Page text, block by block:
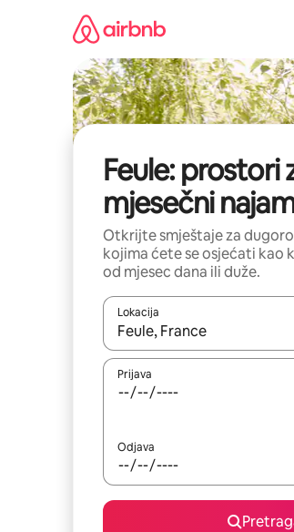
Feule: prostori
mjesečni
Otkrijte smještaje za
kojima ćete se osjećati kao
od mjesec dana ili duže.
Lokacija
Kad su rezultati dostupni,
Prijava
Odjava